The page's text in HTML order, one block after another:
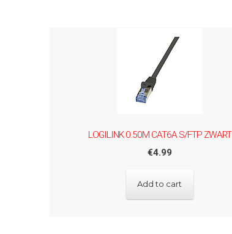
LOGILINK 0.50M CAT6A S/FTP ZWART
€4.99
Add to cart